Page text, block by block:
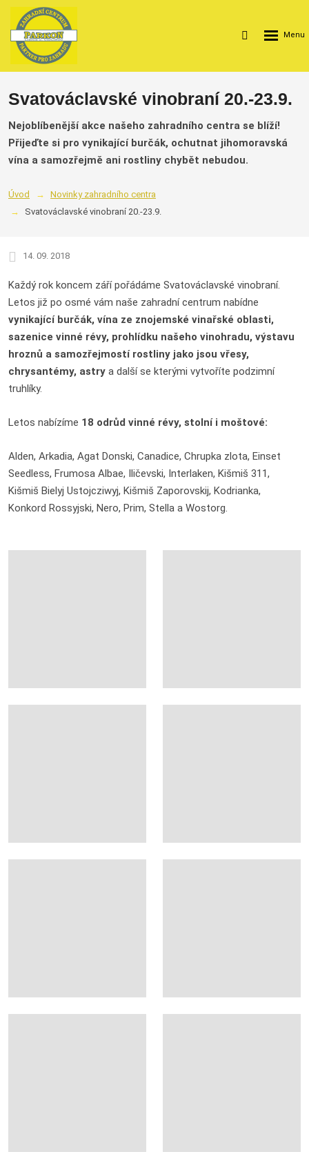
Vyhledávání
Rozbalení
Svatováclavské vinobraní 20.-23.9.
Nejoblíbenější akce našeho zahradního centra se blíží!
Přijeďte si pro vynikající burčák, ochutnat jihomoravská
vína a samozřejmě ani rostliny chybět nebudou.
Úvod
Novinky zahradního centra
Svatováclavské vinobraní 20.-23.9.
14. 09. 2018
Každý rok koncem září pořádáme Svatováclavské vinobraní.
Letos již po osmé vám naše zahradní centrum nabídne
vynikající burčák, vína ze znojemské vinařské oblasti,
sazenice vinné révy, prohlídku našeho vinohradu, výstavu
hroznů a samozřejmostí rostliny jako jsou vřesy,
chrysantémy, astry a další se kterými vytvoříte podzimní
truhlíky.
Letos nabízíme 18 odrůd vinné révy, stolní i moštové:
Alden, Arkadia, Agat Donski, Canadice, Chrupka zlota, Einset
Seedless, Frumosa Albae, Iličevski, Interlaken, Kišmiš 311,
Kišmiš Bielyj Ustojcziwyj, Kišmiš Zaporovskij, Kodrianka,
Konkord Rossyjski, Nero, Prim, Stella a Wostorg.